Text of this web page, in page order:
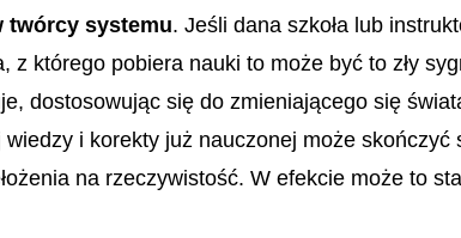
twórcy systemu. Jeśli dana szkoła lub
z którego pobiera nauki to może być to zły
dostosowując się do zmieniającego się
i korekty już nauczonej może skończyć
na rzeczywistość. W efekcie może to